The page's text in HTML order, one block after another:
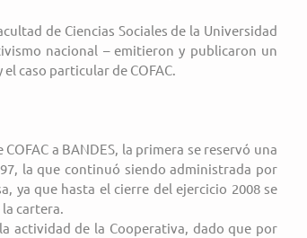
de Ciencias Sociales de la Universidad
nacional – emitieron y publicaron un
caso particular de COFAC.
a BANDES, la primera se reservó una
la que continuó siendo administrada por
ya que hasta el cierre del ejercicio 2008 se
cartera.
actividad de la Cooperativa, dado que por